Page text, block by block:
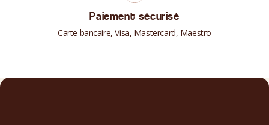
Paiement sécurisé
Carte bancaire, Visa, Mastercard, Maestro